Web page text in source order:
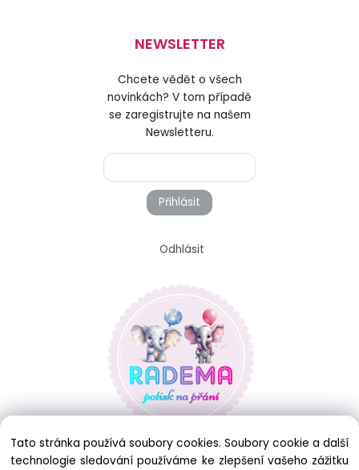
NEWSLETTER
Chcete vědět o všech
novinkách? V tom případě
se zaregistrujte na našem
Newsletteru.
Přihlásit
Odhlásit
Tato stránka používá soubory cookies. Soubory cookie a další
technologie sledování používáme ke zlepšení vašeho zážitku